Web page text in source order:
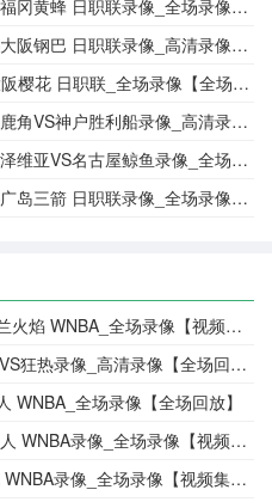
日职联录像_全场录像【视频集锦】
日职联录像_高清录像【全场回放】
日职联_全场录像【全场回放】
户胜利船录像_高清录像【全场回放】
古屋鲸鱼录像_全场录像【全场回放】
日职联录像_全场录像【视频集锦】
WNBA_全场录像【视频集锦】
热录像_高清录像【全场回放】
WNBA_全场录像【全场回放】
录像_全场录像【视频集锦】
录像_全场录像【视频集锦】